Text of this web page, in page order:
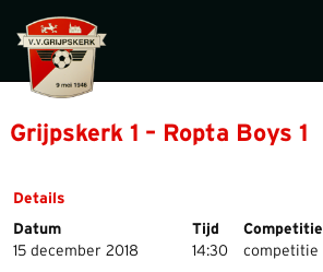
Grijpskerk 1 – Ropta Boys 1
Details
Datum
Tijd Competitie
15 december 2018
14:30 competitie